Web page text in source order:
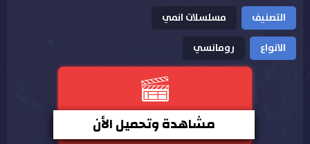
التصنيف
مسلسلات انمي
الانواع
رومانسي
مشاهدة وتحميل الأن